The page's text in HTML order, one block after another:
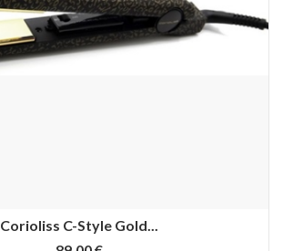
Corioliss C-Style Gold...